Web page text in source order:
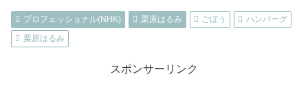
プロフェッショナル(NHK) 栗原はるみ ごぼう
ハンバーグ
栗原はるみ
スポンサーリンク